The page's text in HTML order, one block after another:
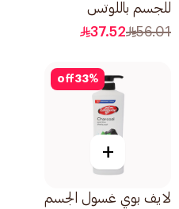
للجسم باللوتس
والعسل 700مل
56.01
37.52
33%
off
+
لايف بوي غسول الجسم